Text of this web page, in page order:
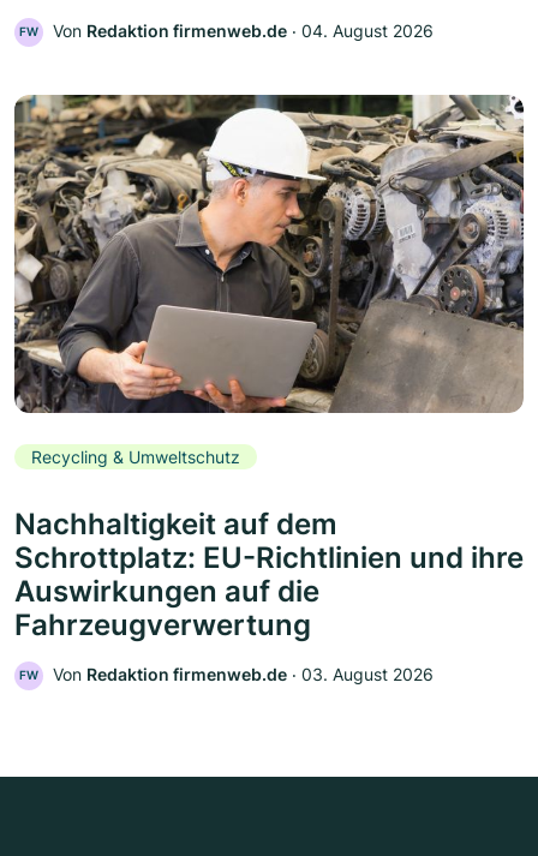
FW Von Redaktion firmenweb.de ‧ 04. August 2026
Recycling & Umweltschutz
Nachhaltigkeit auf dem
Schrottplatz: EU-Richtlinien und ihre
Auswirkungen auf die
Fahrzeugverwertung
FW Von Redaktion firmenweb.de ‧ 03. August 2026